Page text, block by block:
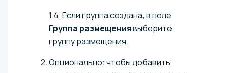
1.4. Если группа создана, в поле
Группа размещениявыберите
группу размещения.
Опционально: чтобы добавить